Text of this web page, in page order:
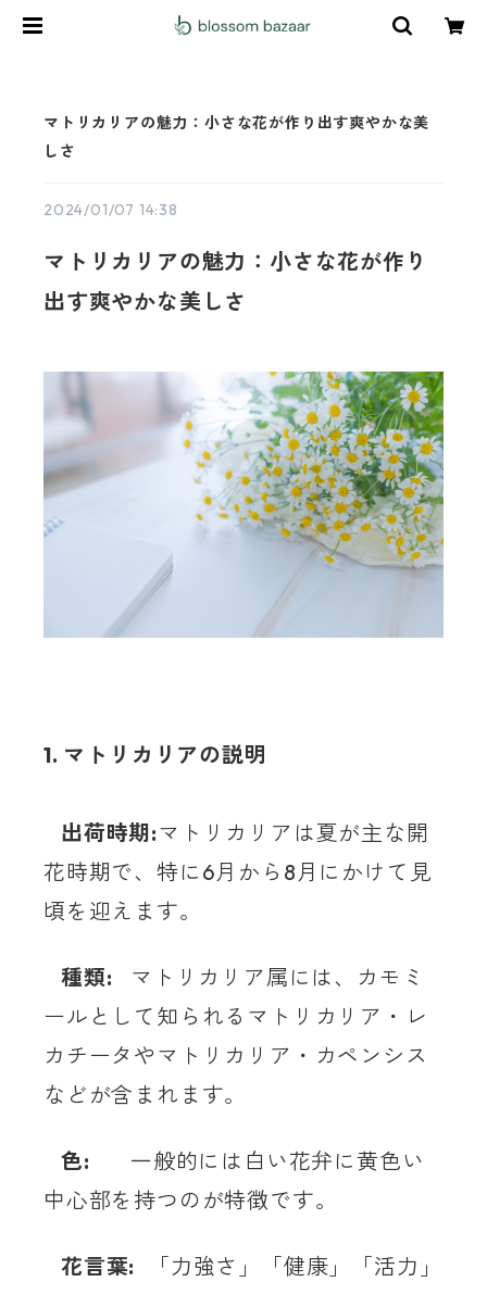
マトリカリアの魅力：小さな花が作り出す爽やかな美
しさ
2024/01/07 14:38
マトリカリアの魅力：小さな花が作り
出す爽やかな美しさ
1. マトリカリアの説明
出荷時期:マトリカリアは夏が主な開
花時期で、特に6月から8月にかけて見
頃を迎えます。
種類:
マトリカリア属には、カモミ
ールとして知られるマトリカリア・レ
カチータやマトリカリア・カペンシス
などが含まれます。
色:
一般的には白い花弁に黄色い
中心部を持つのが特徴です。
花言葉: 「力強さ」「健康」「活力」